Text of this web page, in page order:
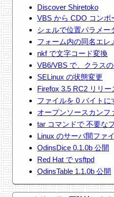
Discover Shiretoko
VBS から CDO コン
シェルで位置パラメー
フォーム内の同名エレ
nkf で文字コード変換
VB6/VBS で、クラス
SELinux の状態変更
Firefox 3.5 RC2 リリー
ファイルを 0 バイトに
オープンソースカンフ
tar コマンドで 不要な
Linux のサーバ間ファ
OdinsDice 0.1.0b 公開
Red Hat で vsftpd
OdinsTable 1.1.0b 公開